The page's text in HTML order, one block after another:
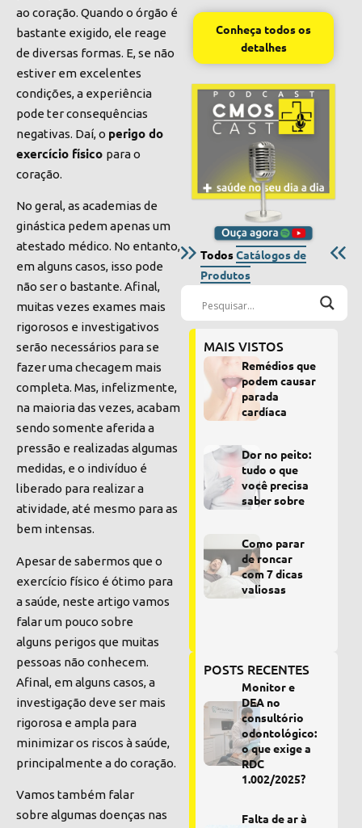
ao coração. Quando o órgão é
bastante exigido, ele reage
de diversas formas. E, se não
estiver em excelentes
condições, a experiência
pode ter consequências
negativas. Daí, o perigo do
exercício físico para o
coração.
No geral, as academias de
ginástica pedem apenas um
atestado médico. No entanto,
em alguns casos, isso pode
não ser o bastante. Afinal,
muitas vezes exames mais
rigorosos e investigativos
serão necessários para se
fazeruma checagem mais
completa. Mas, infelizmente,
na maioria das vezes,acabam
sendo somente aferida a
pressão e realizadas algumas
medidas, e o indivíduo é
liberado para realizar a
atividade, até mesmo para as
bem intensas.
Apesar de sabermos que o
exercício físico é ótimo para
a saúde, neste artigo vamos
falar um pouco sobre
alguns perigos que muitas
pessoas não conhecem.
Afinal, em alguns casos, a
investigação deve ser mais
rigorosa e ampla para
minimizar os riscos à saúde,
principalmente a do coração.
Vamos também falar
sobre algumas doenças nas
Conheça todos os
detalhes
TodosCatálogos de
Produtos
MAIS VISTOS
Remédios que
podem causar
parada
cardíaca
Dor no peito:
tudo o que
você precisa
saber sobre
Como parar
de roncar
com 7 dicas
valiosas
POSTS RECENTES
Monitor e
DEA no
consultório
odontológico:
o que exige a
RDC
1.002/2025?
Falta de ar à